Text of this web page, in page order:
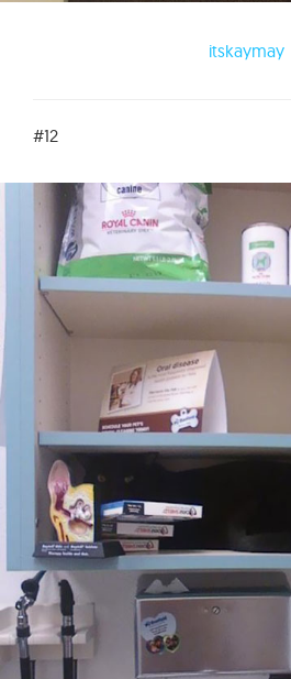
itskaymay
#12